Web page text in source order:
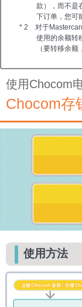
款），而不是
下订单，您可
* 2 对于
使用的余额转
（要转移余
使用Chocom
Chocom存
使用方法